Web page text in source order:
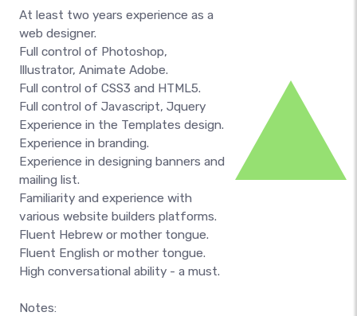
At least two years experience as a
web designer.
Full control of Photoshop,
Illustrator, Animate Adobe.
Full control of CSS3 and HTML5.
Full control of Javascript, Jquery
Experience in the Templates design.
Experience in branding.
Experience in designing banners and
mailing list.
Familiarity and experience with
various website builders platforms.
Fluent Hebrew or mother tongue.
Fluent English or mother tongue.
High conversational ability - a must.
Notes: